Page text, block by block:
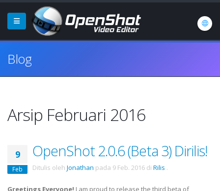
Blog
Arsip Februari 2016
9
Feb
OpenShot 2.0.6 (Beta 3) Dirilis!
Ditulis oleh Jonathan pada 9 Feb. 2016 di Rilis .
Greetings Everyone! I am proud to release the third beta of